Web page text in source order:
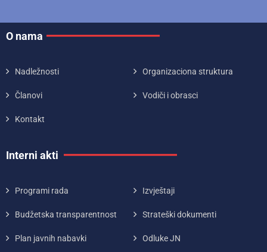
O nama
Nadležnosti Organizaciona struktura
Članovi Vodiči i obrasci
Kontakt
Interni akti
Programi rada Izvještaji
Budžetska transparentnost Strateški dokumenti
Plan javnih nabavki Odluke JN